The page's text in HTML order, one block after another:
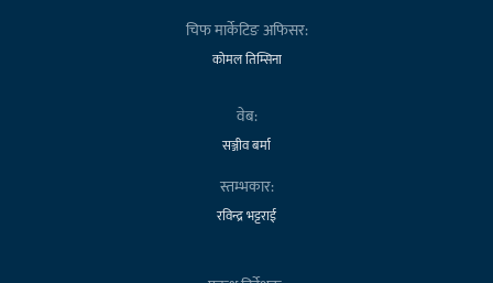
चिफ मार्केटिङ अफिसर:
कोमल तिम्सिना
वेब:
सञ्जीव बर्मा
स्तम्भकार:
रविन्द्र भट्टराई